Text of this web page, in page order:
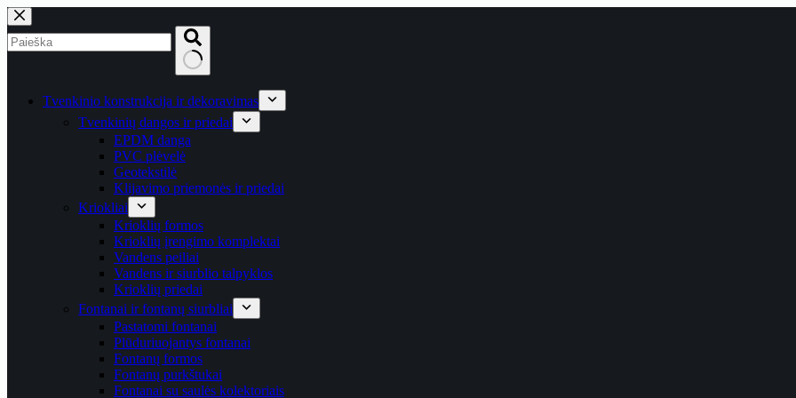
Skip
to
content
results Tvenkinio konstrukcija ir dekoravimas
Tvenkinių dangos ir priedai
EPDM danga
PVC plėvelė
Geotekstilė
Klijavimo priemonės ir priedai
Kriokliai
Krioklių formos
Krioklių įrengimo komplektai
Vandens peiliai
Vandens ir siurblio talpyklos
Krioklių priedai
Fontanai ir fontanų siurbliai
Pastatomi fontanai
Plūduriuojantys fontanai
Fontanų formos
Fontanų purkštukai
Fontanai su saulės kolektoriais